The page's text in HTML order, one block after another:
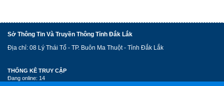
Sở Thông Tin Và Truyền Thông Tỉnh Đắk Lắk
Địa chỉ: 08 Lý Thái Tổ - TP. Buôn Ma Thuột - Tỉnh Đắk Lắk
THỐNG KÊ TRUY CẬP
Đang online: 14